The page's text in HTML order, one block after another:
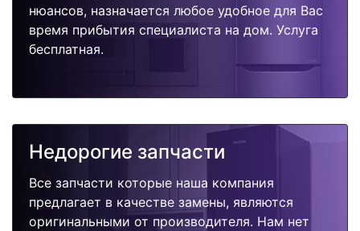
нюансов, назначается любое удобное для Вас
время прибытия специалиста на дом. Услуга
бесплатная.
Недорогие запчасти
Все запчасти которые наша компания
предлагает в качестве замены, являются
оригинальными от производителя. Нам нет